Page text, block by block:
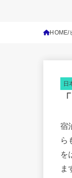
HOME
日
宿
ら
を
ま